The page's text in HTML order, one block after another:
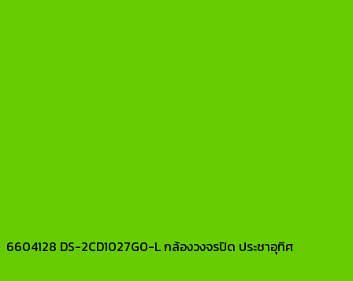
6604128 DS-2CD1027G0-L กล้องวงจรปิด ประชาอุทิศ